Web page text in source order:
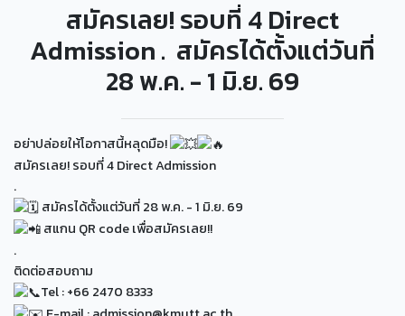
สมัครเลย! รอบที่ 4 Direct
Admission . สมัครได้ตั้งแต่วันที่
28 พ.ค. - 1 มิ.ย. 69
อย่าปล่อยให้โอกาสนี้หลุดมือ!
สมัครเลย! รอบที่ 4 Direct Admission
.
สมัครได้ตั้งแต่วันที่ 28 พ.ค. - 1 มิ.ย. 69
สแกน QR code เพื่อสมัครเลย!!
.
ติดต่อสอบถาม
Tel : +66 2470 8333